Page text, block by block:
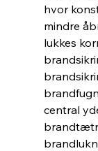
hvor
mindre
lukkes
central